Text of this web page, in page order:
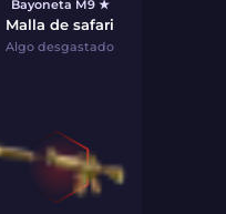
Bayoneta M9 ★
Malla de safari
Algo desgastado